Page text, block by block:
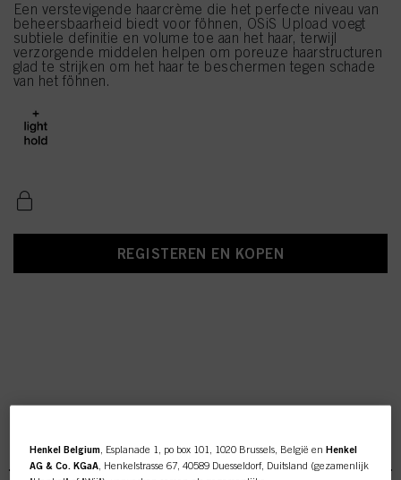
Een verstevigende haarcrème die het perfecte niveau van
beheersbaarheid biedt voor föhnen, OSiS Upload voegt
subtiele definitie en volume toe aan het haar, terwijl
verzorgende middelen helpen om poreuze haarstructuren
glad te strijken om het haar te beschermen tegen schade
van het föhnen.
REGISTEREN EN KOPEN
Henkel Belgium , Esplanade 1, po box 101, 1020 Brussels, België enHenkel
AG & Co. KGaA , Henkelstrasse 67, 40589 Duesseldorf, Duitsland (gezamenlijk